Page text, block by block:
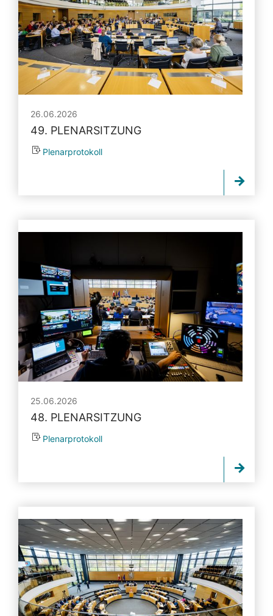
26.06.2026
49. PLENARSITZUNG
Plenarprotokoll
25.06.2026
48. PLENARSITZUNG
Plenarprotokoll